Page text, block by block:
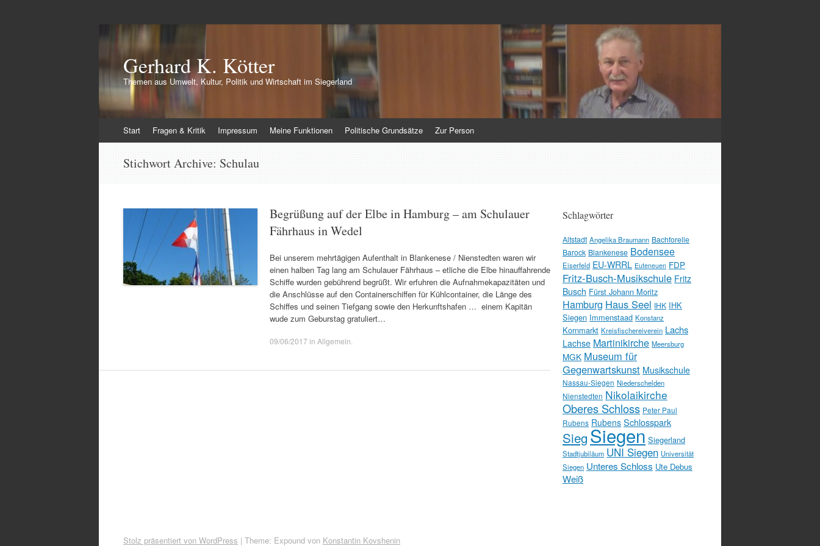
Gerhard K. Kötter
Themen aus Umwelt, Kultur, Politik und Wirtschaft im Siegerland
Inhalt
Start Fragen & Kritik Impressum Meine Funktionen Politische Grundsätze Zur Person
Stichwort Archive: Schulau
Begrüßung auf der Elbe in Hamburg – am Schulauer
Fährhaus in Wedel
Bei unserem mehrtägigen Aufenthalt in Blankenese / Nienstedten waren wir
einen halben Tag lang am Schulauer Fährhaus – etliche die Elbe hinauffahrende
Schiffe wurden gebührend begrüßt. Wir erfuhren die Aufnahmekapazitäten und
die Anschlüsse auf den Containerschiffen für Kühlcontainer, die Länge des
Schiffes und seinen Tiefgang sowie den Herkunftshafen … einem Kapitän
wude zum Geburstag gratuliert…
09/06/2017 in Allgemein
Schlagwörter
Altstadt Angelika Braumann Bachforelle
Barock Blankenese Bodensee
Eiserfeld EU-WRRL Euteneuen FDP
Fritz-Busch-Musikschule Fritz
Busch Fürst Johann Moritz
Hamburg Haus Seel IHK IHK
Siegen Immenstaad Konstanz
Kornmarkt Kreisfischereiverein Lachs
Lachse Martinikirche Meersburg
MGK Museum für
Gegenwartskunst Musikschule
Nassau-Siegen Niederschelden
Nienstedten Nikolaikirche
Oberes Schloss Peter Paul
Rubens Rubens Schlosspark
Sieg Siegen Siegerland
Stadtjubiläum UNI Siegen Universität
Siegen Unteres Schloss Ute Debus
Weiß
Stolz präsentiert von WordPress | Theme: Expound von Konstantin Kovshenin